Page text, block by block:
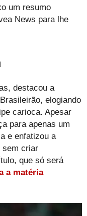
um resumo
News para lhe
destacou a
elogiando
carioca. Apesar
para apenas um
e enfatizou a
sem criar
que só será
a matéria